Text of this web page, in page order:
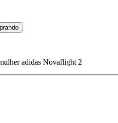
adidas Novaflight 2